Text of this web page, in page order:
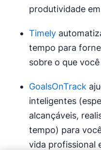
produtividade
Timely
tempo para
sobre o que
GoalsOnTrack
inteligentes
alcançáveis,
tempo) para
vida profissional